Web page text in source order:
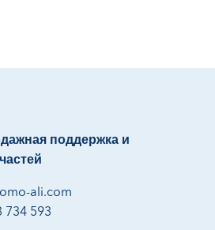
поддержка и
ali.com
734 593